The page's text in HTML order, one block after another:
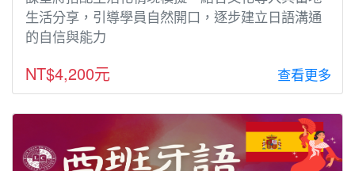
⽣活分享，引導學員⾃然開⼝，逐步建立⽇語溝通
的⾃信與能⼒
NT$4,200元 查看更多